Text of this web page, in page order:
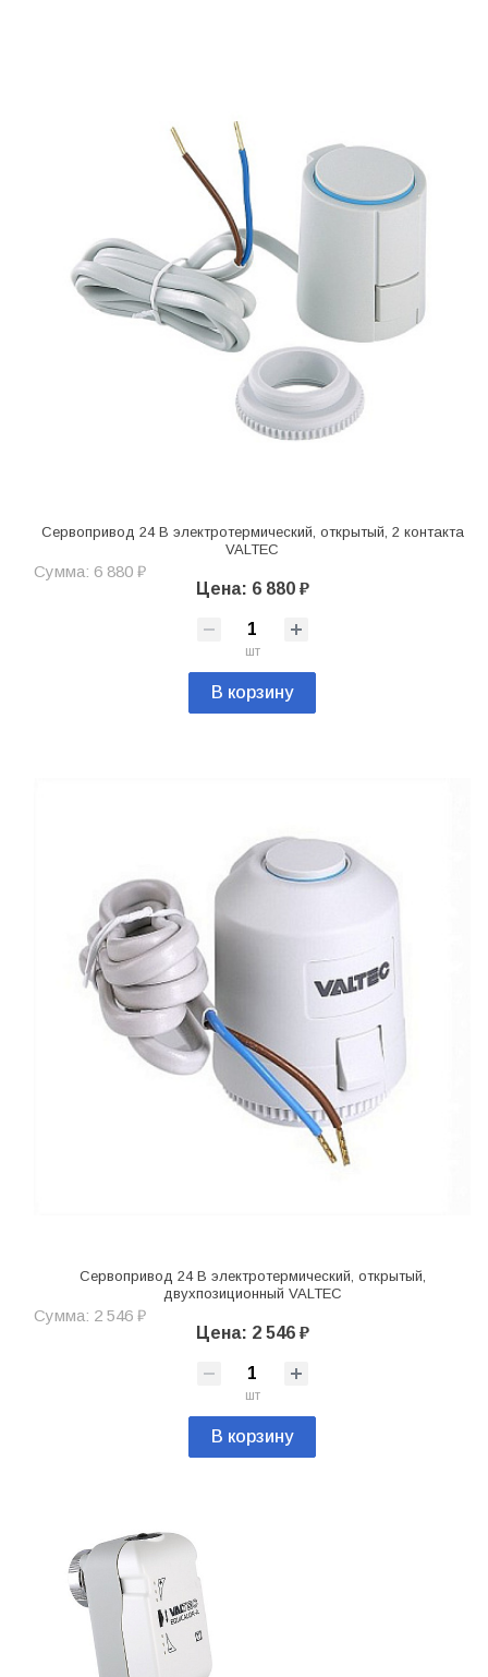
Сервопривод 24 В электротермический, открытый, 2 контакта
VALTEC
Сумма: 6 880 ₽
Цена: 6 880 ₽
шт
В корзину
Сервопривод 24 В электротермический, открытый,
двухпозиционный VALTEC
Сумма: 2 546 ₽
Цена: 2 546 ₽
шт
В корзину